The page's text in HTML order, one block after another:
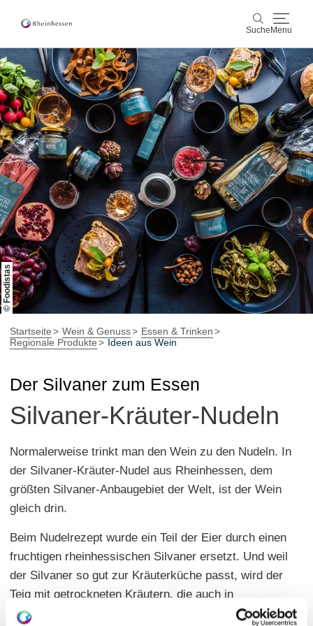
Suche Menu
Suche
Wein & Genuss
Aktiv & Natur
Kultur & Städte
Veranstaltungen
Buchung & Service
ShopRheinhessen-Blog Karte
© Foodistas
Startseite Wein & Genuss
Essen & Trinken
Regionale Produkte
Ideen aus Wein
Der Silvaner zum Essen
Silvaner-Kräuter-Nudeln
Normalerweise trinkt man den Wein zu den Nudeln. In
der Silvaner-Kräuter-Nudel aus Rheinhessen, dem
größten Silvaner-Anbaugebiet der Welt, ist der Wein
gleich drin.
Beim Nudelrezept wurde ein Teil der Eier durch einen
fruchtigen rheinhessischen Silvaner ersetzt. Und weil
der Silvaner so gut zur Kräuterküche passt, wird der
Teig mit getrockneten Kräutern, die auch in
rheinhessischen Weinbergen und an Wegesrändern